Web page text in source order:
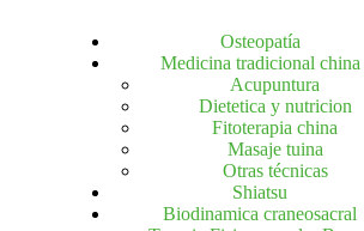
Osteopatía
Medicina tradicional china
Acupuntura
Dietetica y nutricion
Fitoterapia china
Masaje tuina
Otras técnicas
Shiatsu
Biodinamica craneosacral